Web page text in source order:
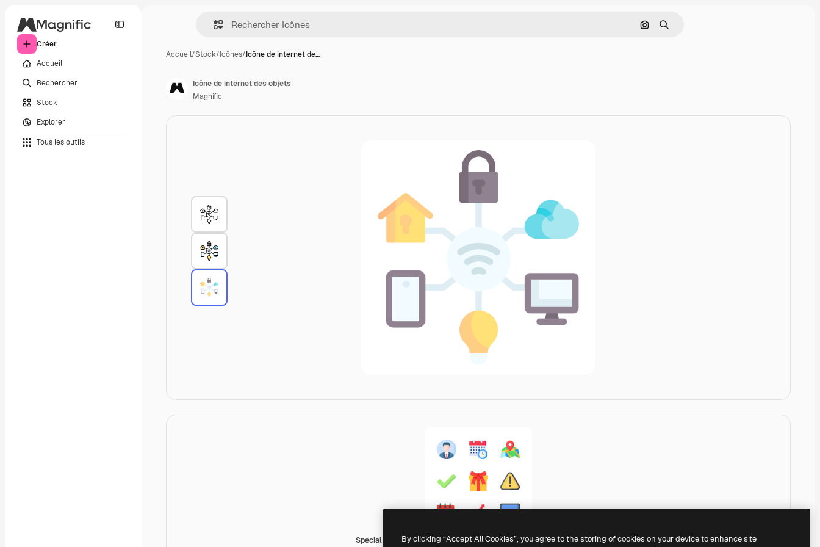
Créer
Accueil
Rechercher
Stock
Explorer
Tous les outils
Rechercher par image
Rechercher
Accueil/Stock/Icônes/Icône de internet de…
Special Flat
Icône de internet des objets
Magnific
By clicking “Accept All Cookies”, you agree to the storing of cookies on your device to enhance site